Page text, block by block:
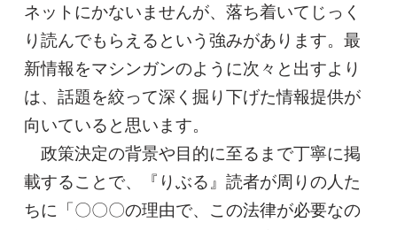
ネットにかないませんが、落ち着いてじっく
り読んでもらえるという強みがあります。最
新情報をマシンガンのように次々と出すより
は、話題を絞って深く掘り下げた情報提供が
向いていると思います。
政策決定の背景や目的に至るまで丁寧に掲
載することで、『りぶる』読者が周りの人た
ちに「〇〇〇の理由で、この法律が必要なの